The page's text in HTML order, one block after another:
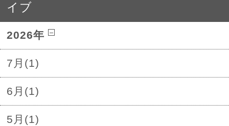
イブ
2026年
7月(1)
6月(1)
5月(1)